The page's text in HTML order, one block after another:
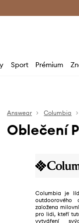
Doručení a
Sport Prémium
Answear Columbia
Oblečení
Columbia je
outdoorového
založena
pro lidi, kteří
vytváření